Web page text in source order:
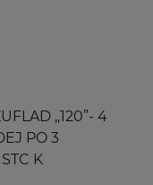
„120”- 4
PO 3
K